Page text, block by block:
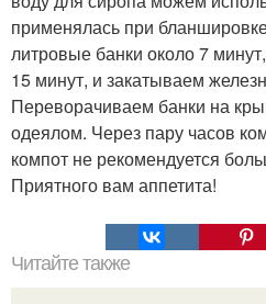
применялась при
литровые банки около 7
15 минут, и закатываем
Переворачиваем банки на
одеялом. Через пару часов
компот не рекомендуется
Приятного вам аппетита!
Читайте также